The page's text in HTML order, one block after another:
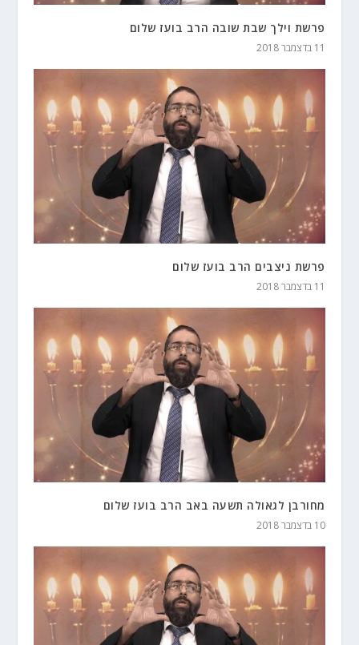
פרשת וילך שבת שובה הרב בועז שלום
11 בדצמבר 2018
פרשת ניצבים הרב בועז שלום
11 בדצמבר 2018
מחורבן לגאולה תשעה באב הרב בועז שלום
10 בדצמבר 2018